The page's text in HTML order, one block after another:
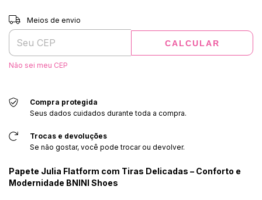
Entregas para o CEP:
Meios de envio
CALCULAR
Não sei meu CEP
Compra protegida
Seus dados cuidados durante toda a compra.
Trocas e devoluções
Se não gostar, você pode trocar ou devolver.
Papete Julia Flatform com Tiras Delicadas – Conforto e
Modernidade BNINI Shoes